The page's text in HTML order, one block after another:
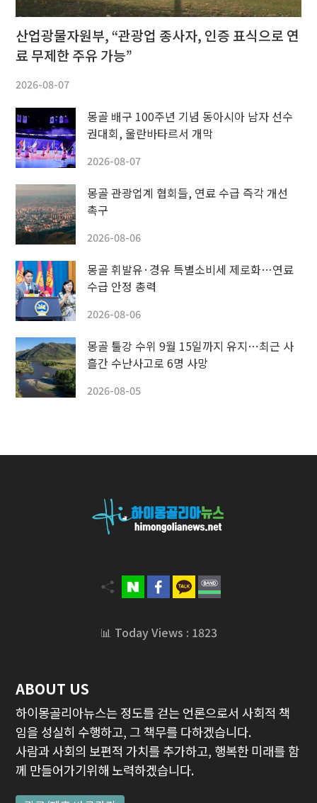
산업광물자원부, “관광업 종사자, 인증 표식으로 연
료 무제한 주유 가능”
2026-08-07
몽골 배구 100주년 기념 동아시아 남자 선수
권대회, 울란바타르서 개막
2026-08-07
몽골 관광업계 협회들, 연료 수급 즉각 개선
촉구
2026-08-06
몽골 휘발유·경유 특별소비세 제로화…연료
수급 안정 총력
2026-08-06
몽골 툴강 수위 9월 15일까지 유지…최근 사
흘간 수난사고로 6명 사망
2026-08-05
📊 Today Views : 1823
ABOUT US
하이몽골리아뉴스는 정도를 걷는 언론으로서 사회적 책
임을 성실히 수행하고, 그 책무를 다하겠습니다.
사람과 사회의 보편적 가치를 추가하고, 행복한 미래를 함
께 만들어가기위해 노력하겠습니다.